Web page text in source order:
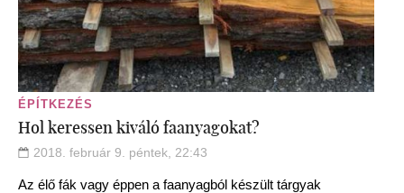
ÉPÍTKEZÉS
Hol keressen kiváló faanyagokat?
2018. február 9. péntek, 22:43
Az élő fák vagy éppen a faanyagból készült tárgyak